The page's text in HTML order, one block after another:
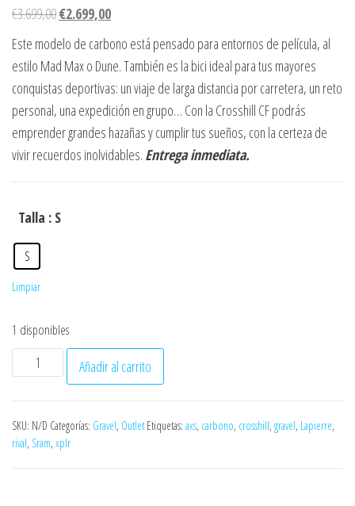
€3.699,00El
precio
original
era:
€3.699,00.
€2.699,00El
actual
€2.699,00.
Este modelo de carbono está pensado para entornos de película, al
estilo Mad Max o Dune. También es la bici ideal para tus mayores
conquistas deportivas: un viaje de larga distancia por carretera, un reto
personal, una expedición en grupo… Con la Crosshill CF podrás
emprender grandes hazañas y cumplir tus sueños, con la certeza de
vivir recuerdos inolvidables. Entrega inmediata.
Talla : S
S
Limpiar
1 disponibles
Lapierre
Crosshill
6.0
AXS
Añadir al carrito
SKU: N/D Categorías: Gravel, Outlet Etiquetas: axs, carbono, crosshill, gravel, Lapierre,
rival, Sram, xplr